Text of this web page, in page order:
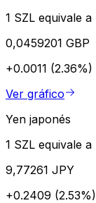
1 SZL equivale a
0,0459201 GBP
+0.0011 (2.36%)
Ver gráfico
Yen japonés
1 SZL equivale a
9,77261 JPY
+0.2409 (2.53%)